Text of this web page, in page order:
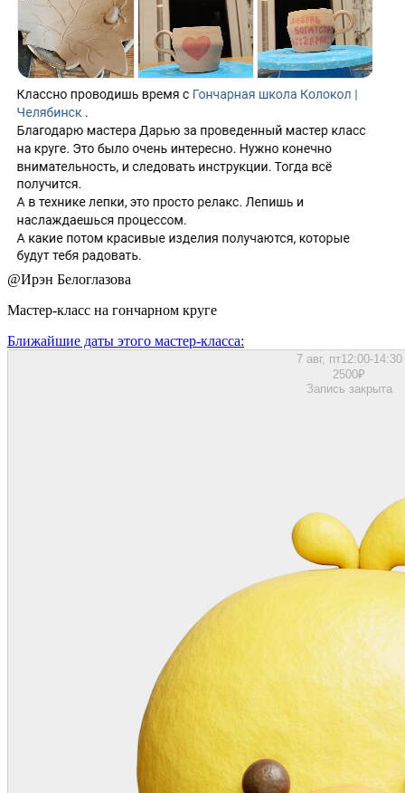
@Ирэн Белоглазова
Мастер-класс на гончарном круге
Ближайшие даты этого мастер‑класса:
7 авг, пт12:00-14:30
2500₽
Запись закрыта